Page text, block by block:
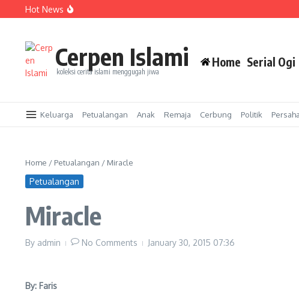
Skip to content
Hot News
Kasawari (18)
Cerpen Islami
koleksi cerita islami menggugah jiwa
Home Serial Ogi
Keluarga Petualangan Anak Remaja Cerbung Politik
Home / Petualangan / Miracle
Petualangan
Miracle
By admin No Comments January 30, 2015 07:36
By: Faris